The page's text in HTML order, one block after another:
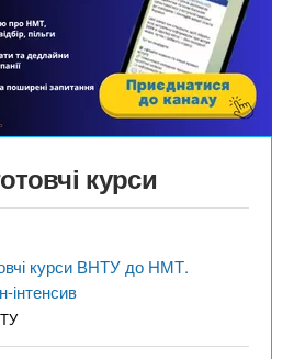
курси
курси ВНТУ до НМТ.
інтенсив